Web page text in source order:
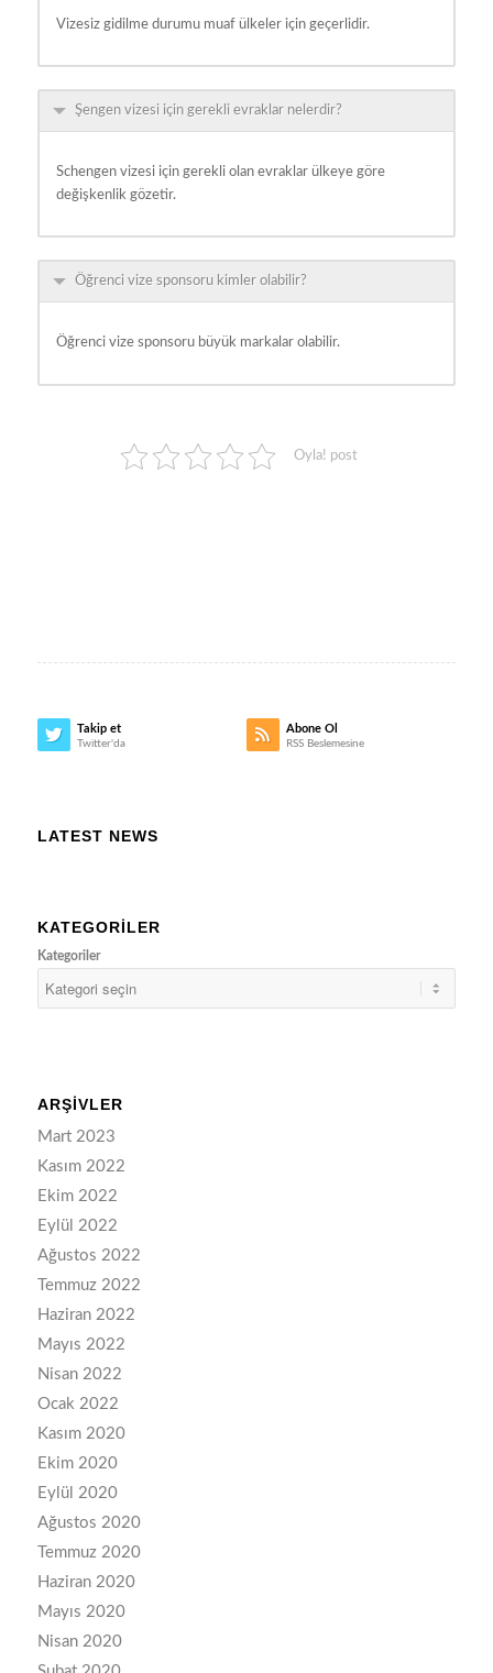
Vizesiz gidilme durumu muaf ülkeler için geçerlidir.
Şengen vizesi için gerekli evraklar nelerdir?
Schengen vizesi için gerekli olan evraklar ülkeye göre
değişkenlik gözetir.
Öğrenci vize sponsoru kimler olabilir?
Öğrenci vize sponsoru büyük markalar olabilir.
Oyla! post
Takip et
Twitter'da
Abone Ol
RSS Beslemesine
LATEST NEWS
KATEGORILER
Kategoriler
ARŞIVLER
Mart 2023
Kasım 2022
Ekim 2022
Eylül 2022
Ağustos 2022
Temmuz 2022
Haziran 2022
Mayıs 2022
Nisan 2022
Ocak 2022
Kasım 2020
Ekim 2020
Eylül 2020
Ağustos 2020
Temmuz 2020
Haziran 2020
Mayıs 2020
Nisan 2020